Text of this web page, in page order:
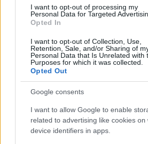
I want to opt-out of processing my
Personal Data for Targeted
Opted In
I want to opt-out of Collection, Use,
Retention, Sale, and/or Sharing of
Personal Data that Is Unrelated with
Purposes for which it was collected.
Opted Out
Google consents
I want to allow Google to enable
related to advertising like cookies on
device identifiers in apps.
PIÙ LETTI
FIBA U16 EuroBasket 2026: la
partite da seguire
Camp Estivo di Basket:
Nazionale italiana di basket: ritiro a
amichevoli a Trento